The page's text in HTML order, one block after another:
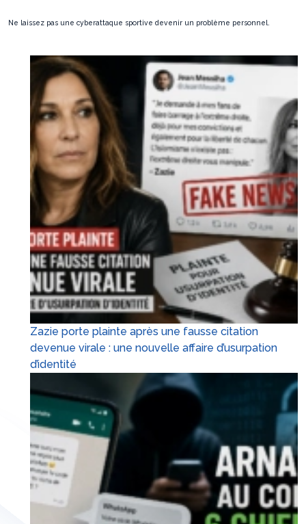
Ne laissez pas une cyberattaque sportive devenir un problème personnel.
Zazie porte plainte après une fausse citation
devenue virale : une nouvelle affaire d’usurpation
d’identité